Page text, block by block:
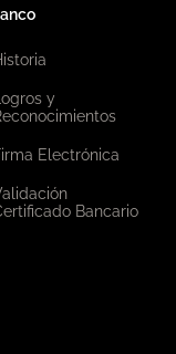
Logros y
Electrónica
Bancario